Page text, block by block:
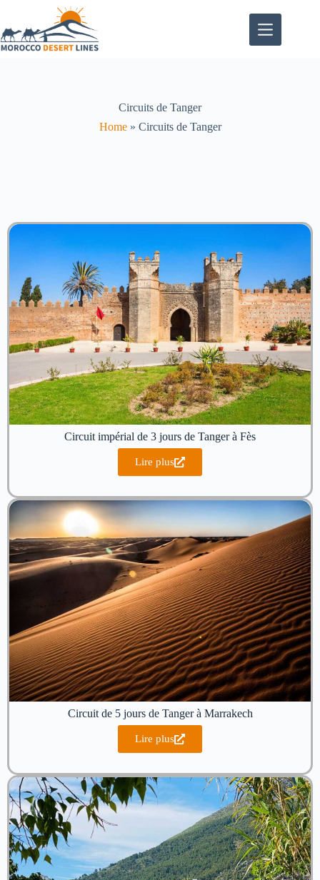
Circuits de Tanger
Home» Circuits de Tanger
Circuit impérial de 3 jours de Tanger à Fès
Lire plus
Circuit de 5 jours de Tanger à Marrakech
Lire plus